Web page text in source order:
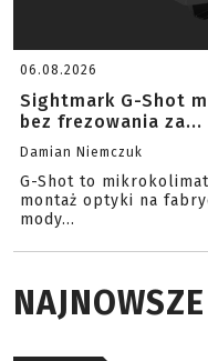
06.08.2026
Sightmark G-Shot
bez frezowania za...
Damian Niemczuk
G-Shot to
montaż optyki na
mody...
NAJNOWSZE